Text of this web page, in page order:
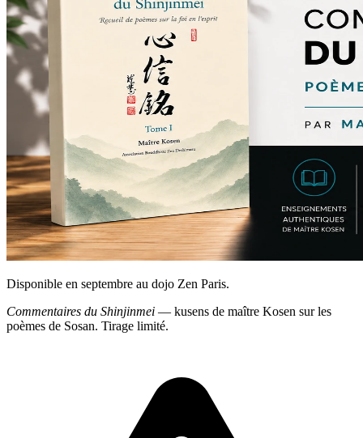
Disponible en septembre au dojo Zen Paris.
Commentaires du Shinjinmei — kusens de maître Kosen sur les
poèmes de Sosan. Tirage limité.